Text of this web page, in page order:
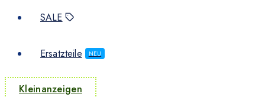
SALE
Ersatzteile NEU
Kleinanzeigen